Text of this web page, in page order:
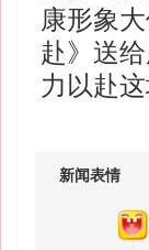
康形象
赴》送
力以赴这
新闻表情